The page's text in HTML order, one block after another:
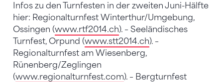
Infos zu den Turnfesten in der zweiten Juni-Hälfte
hier: Regionalturnfest Winterthur/Umgebung,
Ossingen (www.rtf2014.ch). – Seeländisches
Turnfest, Orpund (www.stt2014.ch). –
Regionalturnfest am Wiesenberg,
Rünenberg/Zeglingen
(www.regionalturnfest.com). – Bergturnfest